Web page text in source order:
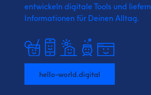
entwickeln digitale Tools und liefern
Informationen für Deinen Alltag.
hello-world.digital